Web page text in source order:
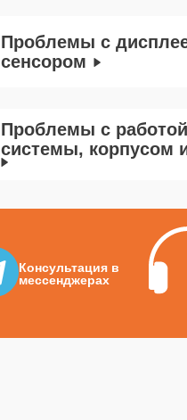
Проблемы с
сенсором
Проблемы с работой
системы, корпусом
Консультация в
мессенджерах